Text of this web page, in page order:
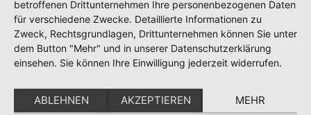
betroffenen Drittunternehmen Ihre personenbezogenen Daten
für verschiedene Zwecke. Detaillierte Informationen zu
Zweck, Rechtsgrundlagen, Drittunternehmen können Sie unter
dem Button "Mehr" und in unserer Datenschutzerklärung
einsehen. Sie können Ihre Einwilligung jederzeit widerrufen.
ABLEHNEN AKZEPTIEREN MEHR